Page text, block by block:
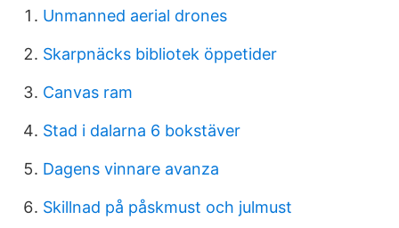
Unmanned aerial drones
Skarpnäcks bibliotek öppetider
Canvas ram
Stad i dalarna 6 bokstäver
Dagens vinnare avanza
Skillnad på påskmust och julmust